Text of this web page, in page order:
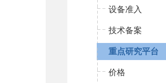
设备准入
技术备案
重点研究平台
价格